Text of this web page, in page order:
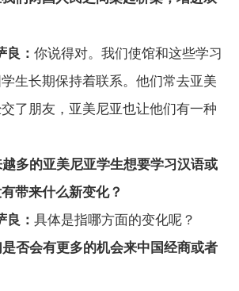
良： 你说得对。我们使馆和这些学习
生长期保持着联系。他们常去亚美
了朋友，亚美尼亚也让他们有一种
多的亚美尼亚学生想要学习汉语或
带来什么新变化？
良： 具体是指哪方面的变化呢？
否会有更多的机会来中国经商或者